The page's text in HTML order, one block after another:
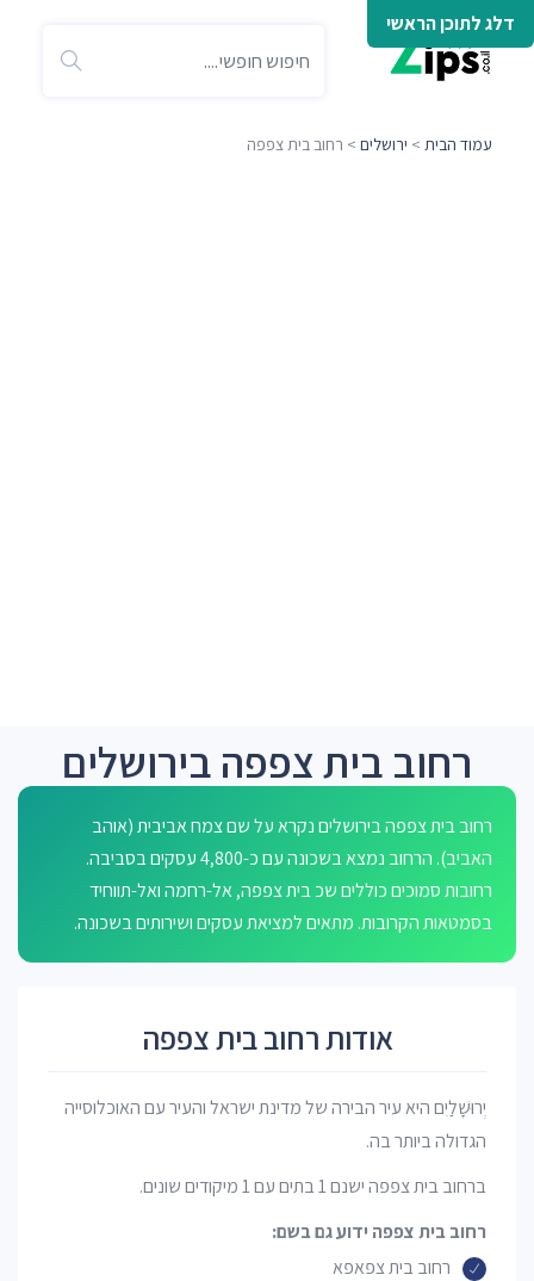
דלג לתוכן הראשי
עמוד הבית > ירושלים > רחוב בית צפפה
רחוב בית צפפה בירושלים
רחוב בית צפפה בירושלים נקרא על שם צמח אביבית (אוהב
האביב). הרחוב נמצא בשכונה עם כ-4,800 עסקים בסביבה.
רחובות סמוכים כוללים שכ בית צפפה, אל-רחמה ואל-תווחיד
בסמטאות הקרובות. מתאים למציאת עסקים ושירותים בשכונה.
אודות רחוב בית צפפה
יְרוּשָׁלַיִם היא עיר הבירה של מדינת ישראל והעיר עם האוכלוסייה
הגדולה ביותר בה.
ברחוב בית צפפה ישנם 1 בתים עם 1 מיקודים שונים.
רחוב בית צפפה ידוע גם בשם:
רחוב בית צפאפא